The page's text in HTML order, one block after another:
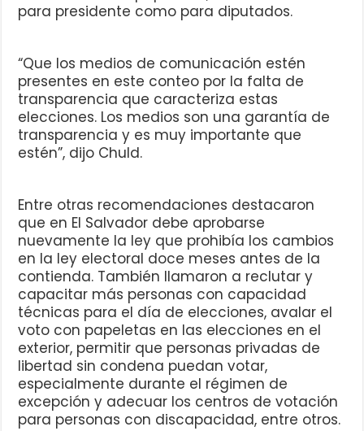
para presidente como para diputados.
“Que los medios de comunicación estén
presentes en este conteo por la falta de
transparencia que caracteriza estas
elecciones. Los medios son una garantía de
transparencia y es muy importante que
estén”, dijo Chuld.
Entre otras recomendaciones destacaron
que en El Salvador debe aprobarse
nuevamente la ley que prohibía los cambios
en la ley electoral doce meses antes de la
contienda. También llamaron a reclutar y
capacitar más personas con capacidad
técnicas para el día de elecciones, avalar el
voto con papeletas en las elecciones en el
exterior, permitir que personas privadas de
libertad sin condena puedan votar,
especialmente durante el régimen de
excepción y adecuar los centros de votación
para personas con discapacidad, entre otros.